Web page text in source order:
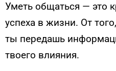
Уметь общаться — это
успеха в жизни. От
ты передашь
твоего влияния.